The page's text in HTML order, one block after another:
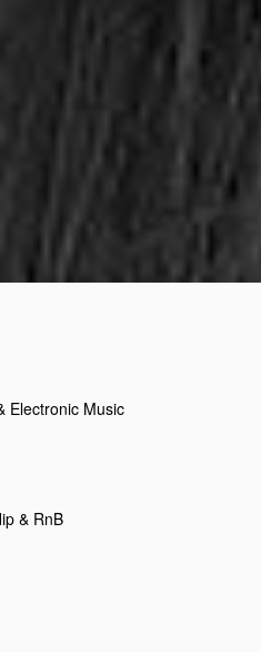
Electronic Music
& RnB